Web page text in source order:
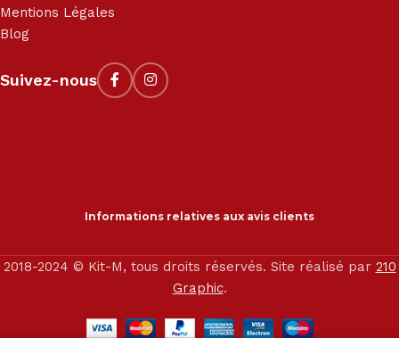
Mentions Légales
Blog
Suivez-nous
Informations relatives aux avis clients
2018-2024 © Kit-M, tous droits réservés. Site réalisé par 210
Graphic.